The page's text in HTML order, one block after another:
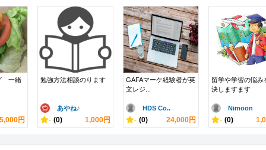
一緒
5,000円
勉強方法相談のります
あやね♪
- (0) 1,000円
GAFAマーケ経験者が英
文レジ...
HDS Co..
- (0) 24,000円
留学や学習の悩み
決しますます
Nimoon
- (0)